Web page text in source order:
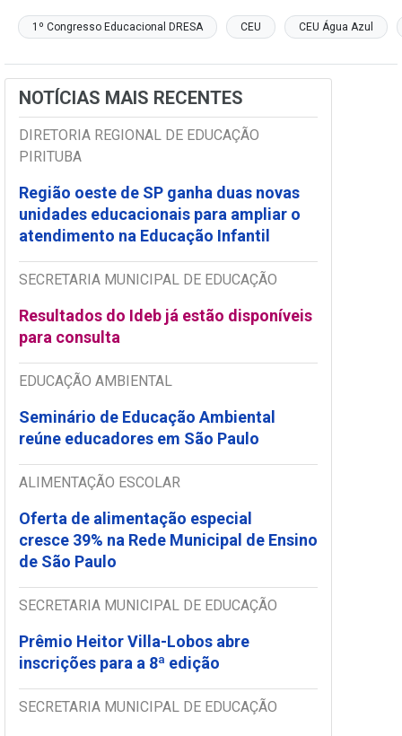
1º Congresso Educacional DRESA CEU CEU Água Azul
NOTÍCIAS MAIS RECENTES
DIRETORIA REGIONAL DE EDUCAÇÃO
PIRITUBA
Região oeste de SP ganha duas novas
unidades educacionais para ampliar o
atendimento na Educação Infantil
SECRETARIA MUNICIPAL DE EDUCAÇÃO
Resultados do Ideb já estão disponíveis
para consulta
EDUCAÇÃO AMBIENTAL
Seminário de Educação Ambiental
reúne educadores em São Paulo
ALIMENTAÇÃO ESCOLAR
Oferta de alimentação especial
cresce 39% na Rede Municipal de Ensino
de São Paulo
SECRETARIA MUNICIPAL DE EDUCAÇÃO
Prêmio Heitor Villa-Lobos abre
inscrições para a 8ª edição
SECRETARIA MUNICIPAL DE EDUCAÇÃO